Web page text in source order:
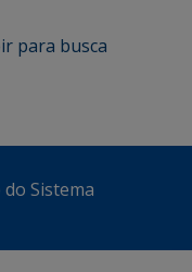
ir para busca
Sistema